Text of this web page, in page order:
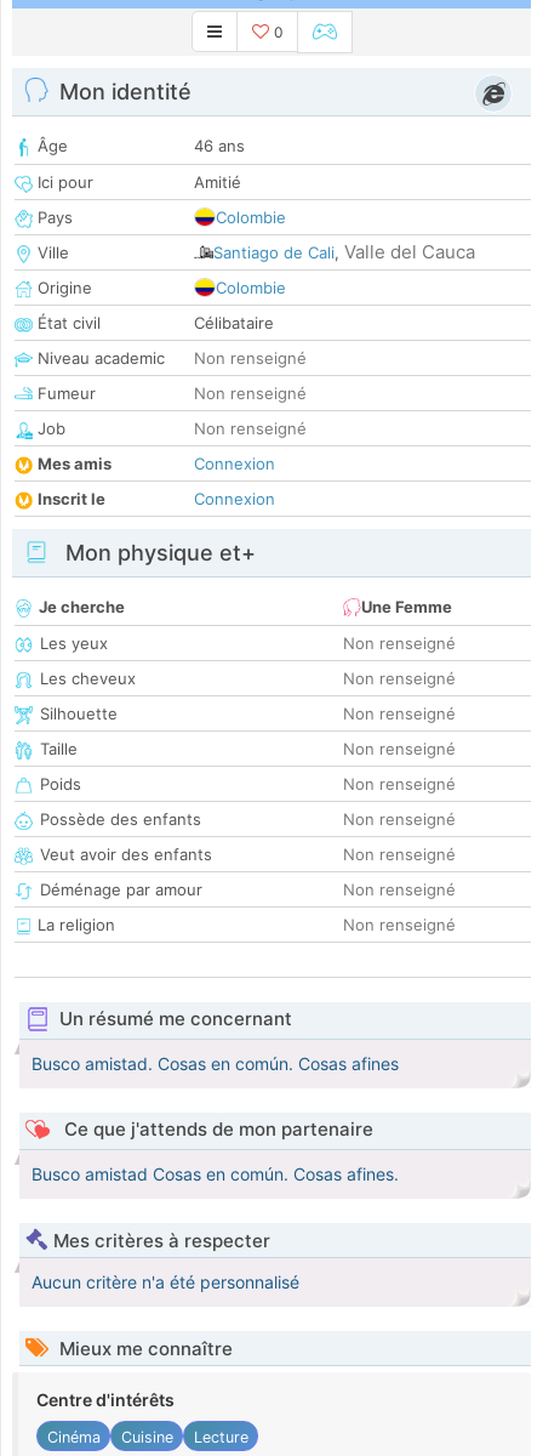
0
Mon identité
Âge
46 ans
Ici pour
Amitié
Pays
Colombie
Ville
Santiago de Cali, Valle del Cauca
Origine
Colombie
État civil
Célibataire
Niveau academic
Non renseigné
Fumeur
Non renseigné
Job
Non renseigné
Mes amis
Connexion
Inscrit le
Connexion
Mon physique et+
Je cherche
Une Femme
Les yeux
Non renseigné
Les cheveux
Non renseigné
Silhouette
Non renseigné
Taille
Non renseigné
Poids
Non renseigné
Possède des enfants
Non renseigné
Veut avoir des enfants
Non renseigné
Déménage par amour
Non renseigné
La religion
Non renseigné
Un résumé me concernant
Busco amistad. Cosas en común. Cosas afines
Ce que j'attends de mon partenaire
Busco amistad Cosas en común. Cosas afines.
Mes critères à respecter
Aucun critère n'a été personnalisé
Mieux me connaître
Centre d'intérêts
Cinéma Cuisine Lecture